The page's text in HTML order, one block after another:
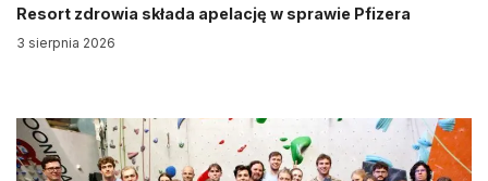
Resort zdrowia składa apelację w sprawie Pfizera
3 sierpnia 2026